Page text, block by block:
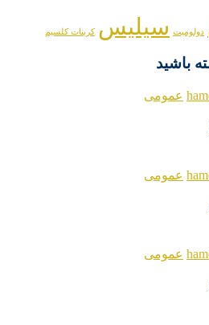
دولومیت سیلیس کربنات کلسیم
باشید
عمومی
عمومی
عمومی